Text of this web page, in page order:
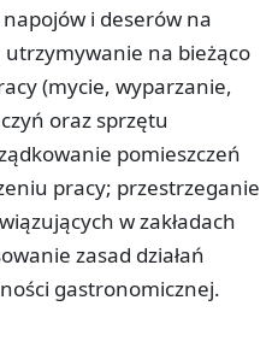
i deserów na
utrzymywanie na bieżąco
(mycie, wyparzanie,
oraz sprzętu
pomieszczeń
pracy; przestrzeganie
w zakładach
zasad działań
gastronomicznej.